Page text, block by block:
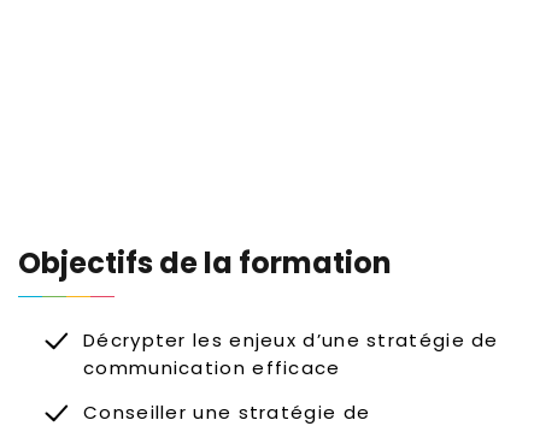
Objectifs de la formation
Décrypter les enjeux d’une stratégie de
communication efficace
Conseiller une stratégie de